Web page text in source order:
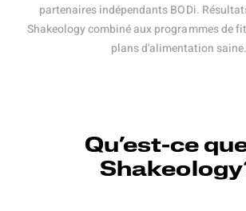
partenaires indépendants BODi.
Shakeology combiné aux programmes de
plans d'alimentation saine.
Qu’est-ce